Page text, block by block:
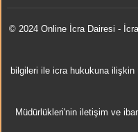
© 2024 Online İcra Dairesi -
bilgileri ile icra hukukuna
Müdürlükleri'nin iletişim ve